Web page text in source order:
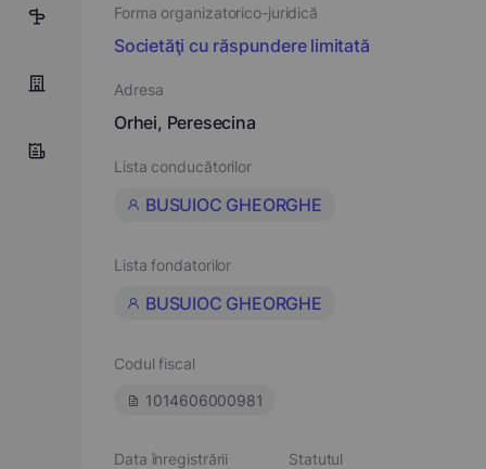
14
Forma organizatorico-juridică
Societăţi cu răspundere limitată
Adresa
Orhei, Peresecina
Lista conducătorilor
BUSUIOC GHEORGHE
Lista fondatorilor
BUSUIOC GHEORGHE
Codul fiscal
1014606000981
Data înregistrării
Statutul